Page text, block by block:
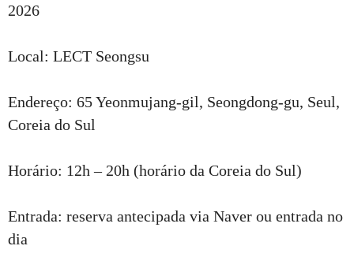
2026
Local: LECT Seongsu
Endereço: 65 Yeonmujang-gil, Seongdong-gu, Seul,
Coreia do Sul
Horário: 12h – 20h (horário da Coreia do Sul)
Entrada: reserva antecipada via Naver ou entrada no
dia